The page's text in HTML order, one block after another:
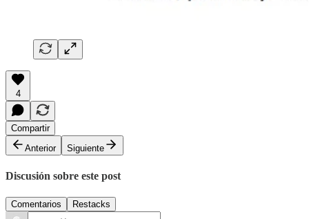
4
Compartir
Anterior
Siguiente
Discusión sobre este post
Comentarios Restacks